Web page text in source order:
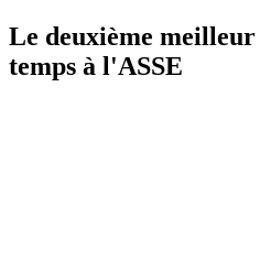
Le deuxième
temps à l'ASSE